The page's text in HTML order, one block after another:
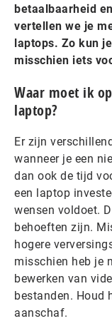
betaalbaarheid
vertellen we je
laptops. Zo kun
misschien iets
Waar moet ik
laptop?
Er zijn
wanneer je een
dan ook de tijd
een laptop
wensen voldoet.
behoeften zijn.
hogere
misschien heb je
bewerken van
bestanden. Houd
aanschaf.